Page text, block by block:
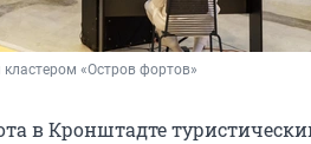
«Остров фортов»
в Кронштадте